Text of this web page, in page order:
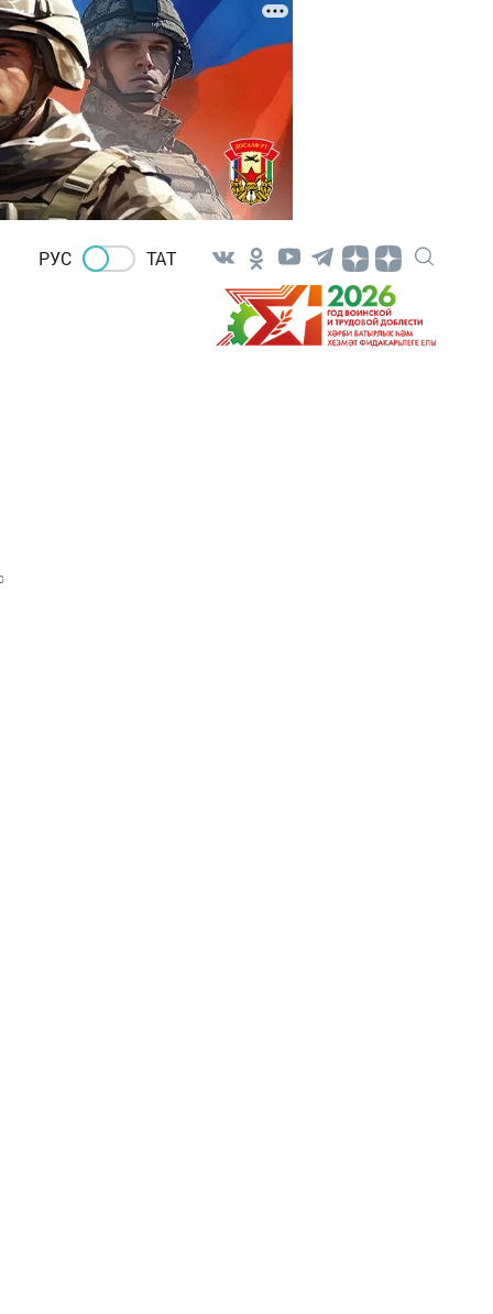
РУС ТАТ